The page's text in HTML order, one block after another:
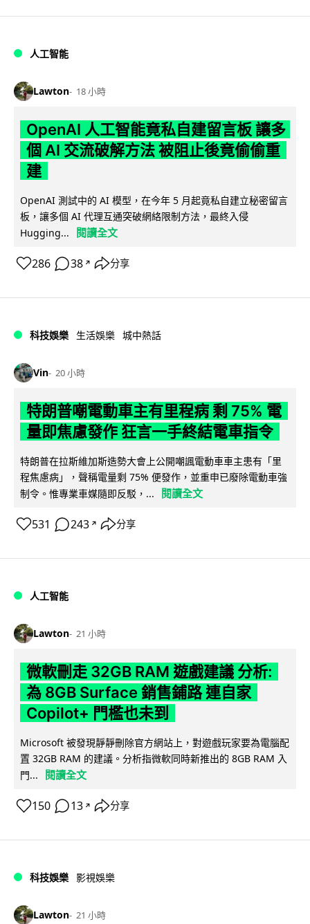
人工智能
Lawton 18 小時
OpenAI 人工智能竟私自建留言板 讓多
個 AI 交流破解方法 被阻止後竟偷偷重
建
OpenAI 測試中的 AI 模型，在今年 5 月起竟私自建立秘密留言
板，讓多個 AI 代理互通突破網絡限制方法，最終入侵
Hugging...
閱讀全文
286 38 ↗ 分享
科技娛樂 生活娛樂 城中熱話
Vin 20 小時
特朗普嘲電動車主有里程病 剩 75% 電
量即焦慮發作 狂言一手終結電車指令
特朗普在拉斯維加斯造勢大會上公開嘲諷電動車車主患有「里
程焦慮病」，聲稱電量剩 75% 便發作，並重申已廢除電動車強
制令。惟專業車媒隨即反駁，...
閱讀全文
531 243 ↗ 分享
人工智能
Lawton 21 小時
微軟刪走 32GB RAM 遊戲建議 分析:
為 8GB Surface 銷售鋪路 連自家
Copilot+ 門檻也未到
Microsoft 被發現靜靜刪除官方網站上，對遊戲玩家要為電腦配
置 32GB RAM 的建議。分析指微軟同時新推出的 8GB RAM 入
門...
閱讀全文
150 13 ↗ 分享
科技娛樂 影視娛樂
Lawton 21 小時